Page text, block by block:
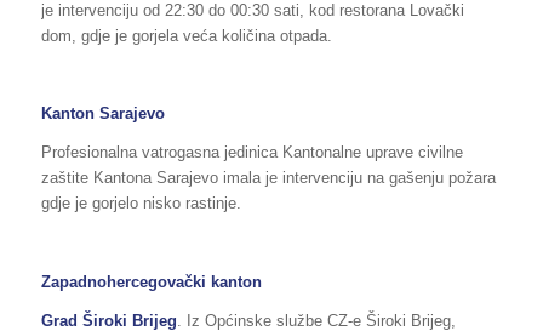
je intervenciju od 22:30 do 00:30 sati, kod restorana Lovački
dom, gdje je gorjela veća količina otpada.
Kanton Sarajevo
Profesionalna vatrogasna jedinica Kantonalne uprave civilne
zaštite Kantona Sarajevo imala je intervenciju na gašenju požara
gdje je gorjelo nisko rastinje.
Zapadnohercegovački kanton
Grad Široki Brijeg . Iz Općinske službe CZ-e Široki Brijeg,